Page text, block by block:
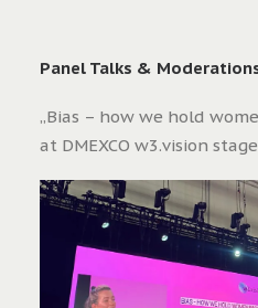
Panel Talks &
„Bias – how we hold
at DMEXCO w3.vision